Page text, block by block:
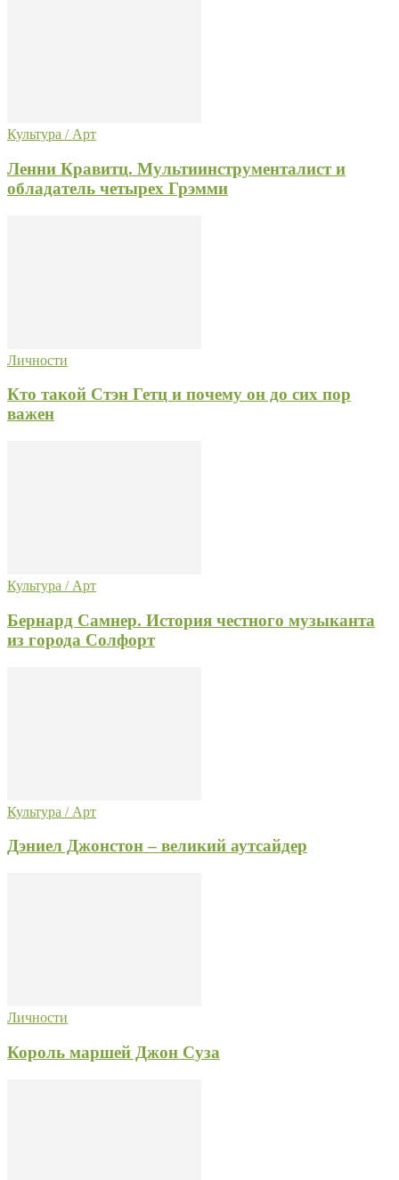
Культура / Арт
Ленни Кравитц. Мультиинструменталист и
обладатель четырех Грэмми
Личности
Кто такой Стэн Гетц и почему он до сих пор
важен
Культура / Арт
Бернард Самнер. История честного музыканта
из города Солфорт
Культура / Арт
Дэниел Джонстон – великий аутсайдер
Личности
Король маршей Джон Суза